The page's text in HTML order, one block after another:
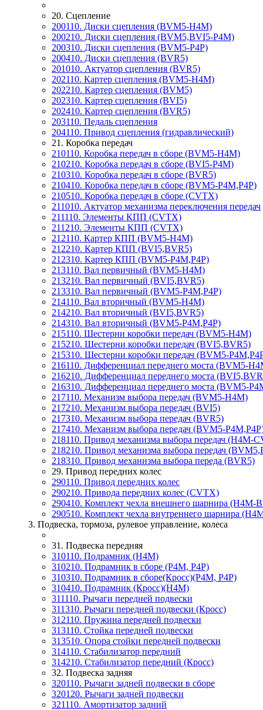
20. Сцепление
200110. Диски сцепления (BVM5-H4M)
200210. Диски сцепления (BVM5,BVI5-P4M)
200310. Диски сцепления (BVM5-P4P)
200410. Диски сцепления (BVR5)
201010. Актуатор сцепления (BVR5)
202110. Картер сцепления (BVM5-H4M)
202210. Картер сцепления (BVM5)
202310. Картер сцепления (BVI5)
202410. Картер сцепления (BVR5)
203110. Педаль сцепления
204110. Привод сцепления (гидравлический)
21. Коробка передач
210110. Коробка передач в сборе (BVM5-H4M)
210210. Коробка передач в сборе (BVI5-P4M)
210310. Коробка передач в сборе (BVR5)
210410. Коробка передач в сборе (BVM5-P4M,P4P)
210510. Коробка передач в сборе (CVTX)
211010. Актуатор механизма переключения передач
211110. Элементы КПП (CVTX)
211210. Элементы КПП (CVTX)
212110. Картер КПП (BVM5-H4M)
212210. Картер КПП (BVI5,BVR5)
212310. Картер КПП (BVM5-P4M,P4P)
213110. Вал первичный (BVM5-H4M)
213210. Вал первичный (BVI5,BVR5)
213310. Вал первичный (BVM5-P4M,P4P)
214110. Вал вторичный (BVM5-H4M)
214210. Вал вторичный (BVI5,BVR5)
214310. Вал вторичный (BVM5-P4M,P4P)
215110. Шестерни коробки передач (BVM5-H4M)
215210. Шестерни коробки передач (BVI5,BVR5)
215310. Шестерни коробки передач (BVM5-
216110. Дифференциал переднего моста (BVM5-
216210. Дифференциал переднего моста
216310. Дифференциал переднего моста (BVM5-
217110. Механизм выбора передач (BVM5-H4M)
217210. Механизм выбора передач (BVI5)
217310. Механизм выбора передач (BVR5)
217410. Механизм выбора передач (BVM5-
218110. Привод механизма выбора передач (H4M-
218210. Привод механизма выбора передач
218310. Привод механизма выбора переда (BVR5)
29. Привод передних колес
290110. Привод передних колес
290210. Привода передних колес (CVTX)
290410. Комплект чехла внешнего шарнира (H4M-
290510. Комплект чехла внутреннего шарнира
3. Подвеска, тормоза, рулевое управление, колеса
31. Подвеска передняя
310110. Подрамник (H4M)
310210. Подрамник в сборе (P4M, P4P)
310310. Подрамник в сборе(Кросс)(P4M, P4P)
310410. Подрамник (Кросс)(H4M)
311110. Рычаги передней подвески
311310. Рычаги передней подвески (Кросс)
312110. Пружина передней подвески
313110. Стойка передней подвески
313510. Опора стойки передней подвески
314110. Стабилизатор передний
314210. Стабилизатор передний (Кросс)
32. Подвеска задняя
320110. Рычаги задней подвески в сборе
320120. Рычаги задней подвески
321110. Амортизатор задний